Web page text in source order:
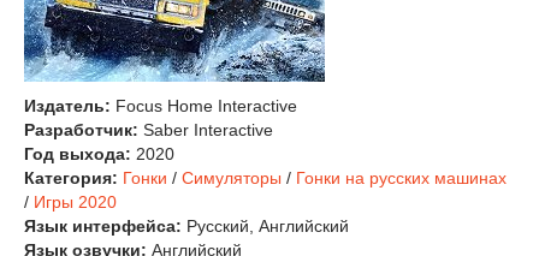
Издатель: Focus Home Interactive
Разработчик: Saber Interactive
Год выхода: 2020
Категория: Гонки / Симуляторы / Гонки на русских машинах
/ Игры 2020
Язык интерфейса: Русский, Английский
Язык озвучки: Английский